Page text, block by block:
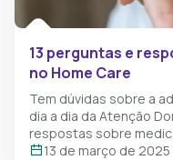
13 perguntas e
no Home Care
Tem dúvidas sobre a
dia a dia da Atenção
respostas sobre
13 de março de 2025